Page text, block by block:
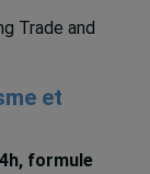
Trade and
et
formule